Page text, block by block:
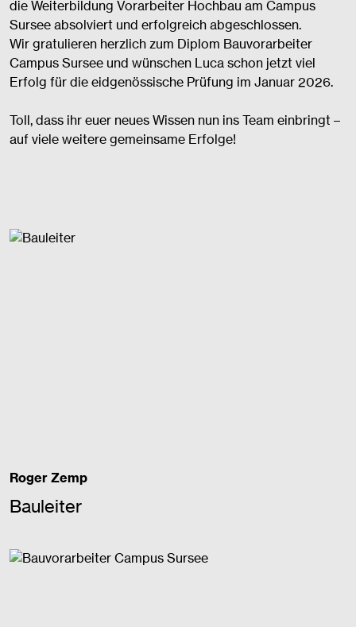
die Weiterbildung Vorarbeiter Hochbau am Campus
Sursee absolviert und erfolgreich abgeschlossen.
Wir gratulieren herzlich zum Diplom Bauvorarbeiter
Campus Sursee und wünschen Luca schon jetzt viel
Erfolg für die eidgenössische Prüfung im Januar 2026.
Toll, dass ihr euer neues Wissen nun ins Team einbringt –
auf viele weitere gemeinsame Erfolge!
Roger Zemp
Bauleiter